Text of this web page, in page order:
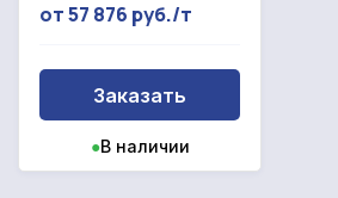
от 57 876 руб./т
Заказать
●В наличии